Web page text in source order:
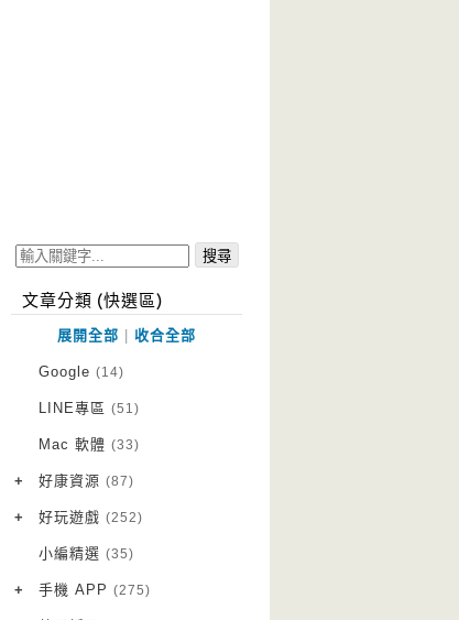
文章分類 (快選區)
展開全部 收合全部
Google (14)
LINE專區 (51)
Mac 軟體 (33)
+ 好康資源 (87)
VPN 翻牆
免費資源
字體下載
網站推薦
+ 好玩遊戲 (252)
Android 遊戲
iOS 遊戲
網頁遊戲
小編精選 (35)
+ 手機 APP (275)
Android 軟體